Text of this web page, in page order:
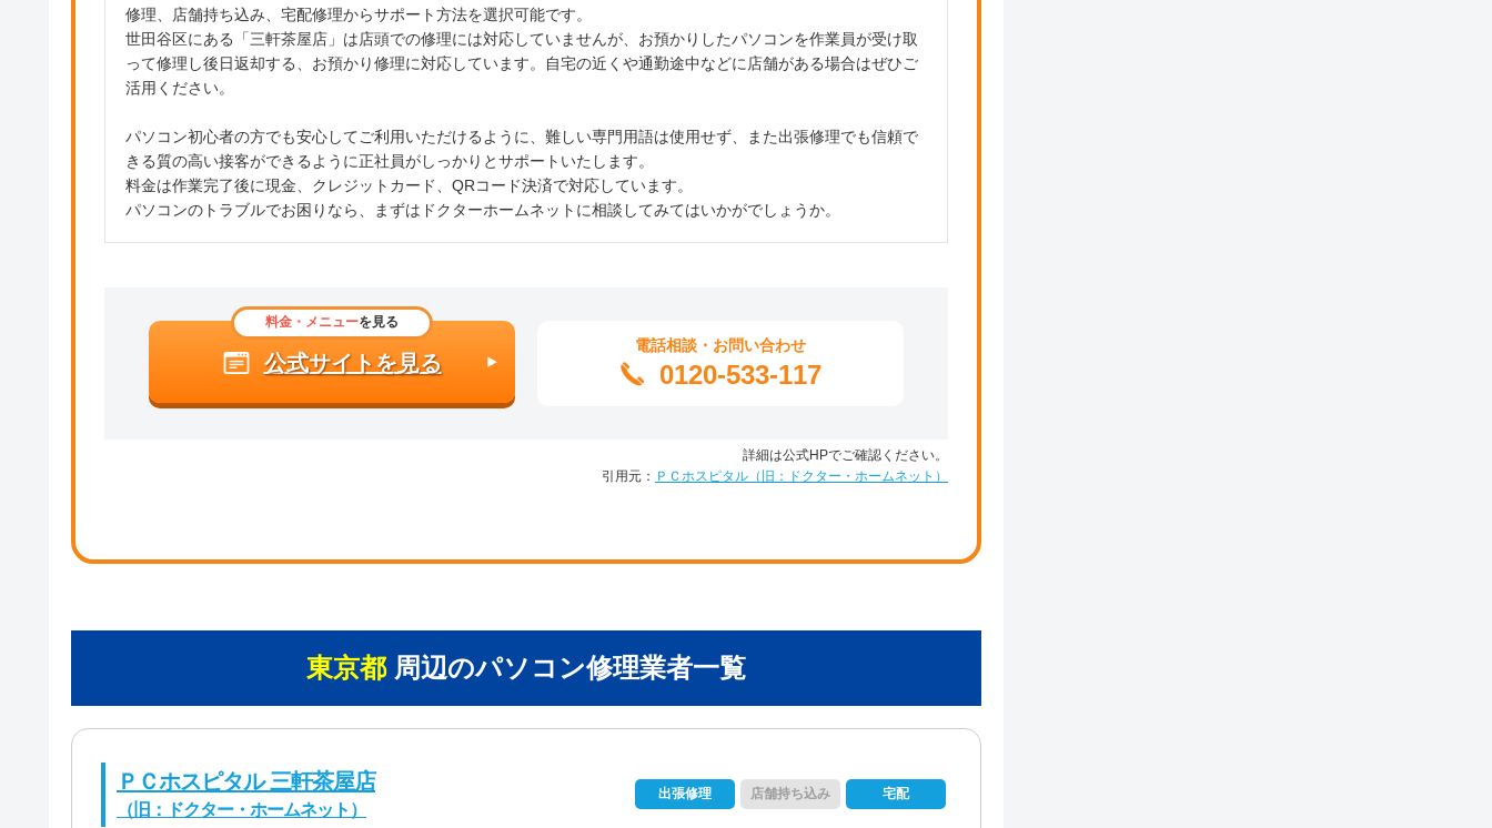
修理、店舗持ち込み、宅配修理からサポート方法を選択可能です。
世田谷区にある「三軒茶屋店」は店頭での修理には対応していませんが、お預かりしたパソコンを作業員が受け取
って修理し後日返却する、お預かり修理に対応しています。自宅の近くや通勤途中などに店舗がある場合はぜひご
活用ください。
パソコン初心者の方でも安心してご利用いただけるように、難しい専門用語は使用せず、また出張修理でも信頼で
きる質の高い接客ができるように正社員がしっかりとサポートいたします。
料金は作業完了後に現金、クレジットカード、QRコード決済で対応しています。
パソコンのトラブルでお困りなら、まずはドクターホームネットに相談してみてはいかがでしょうか。
料金・メニューを見る
公式サイトを見る
電話相談・お問い合わせ
0120-533-117
詳細は公式HPでご確認ください。
引用元： ＰＣホスピタル（旧：ドクター・ホームネット）
東京都 周辺のパソコン修理業者一覧
ＰＣホスピタル 三軒茶屋店
（旧：ドクター・ホームネット）
出張修理 店舗持ち込み 宅配